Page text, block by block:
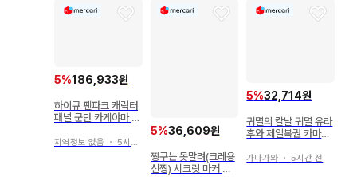
5%186,933원
하이큐 팬파크 캐릭터
패널 군단 카게야마 토
지역정보 없음 ・ 5시간 전
5%36,609원
짱구는 못말려(크레용
신짱) 시크릿 마커 참
5%32,714원
귀멸의 칼날 귀멸 유라
후와 제일복권 카마도
어
가나가와 ・5시간 전